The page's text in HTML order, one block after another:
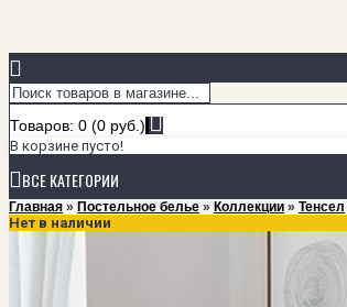
Товаров: 0 (0 руб.)
В корзине пусто!
ВСЕ КАТЕГОРИИ
Главная » Постельное белье » Коллекции » Тенсел
Нет в наличии